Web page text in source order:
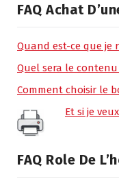
FAQ Achat
Quand est-ce que je
Quel sera le
Comment choisir le
Et si je
FAQ Role De